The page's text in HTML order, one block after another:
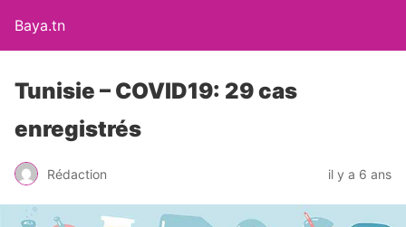
Baya.tn
Tunisie – COVID19: 29 cas
enregistrés
Rédaction il y a 6 ans